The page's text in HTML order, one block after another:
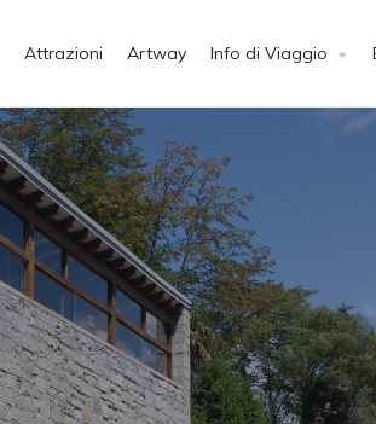
Attrazioni Artway Info di Viaggio